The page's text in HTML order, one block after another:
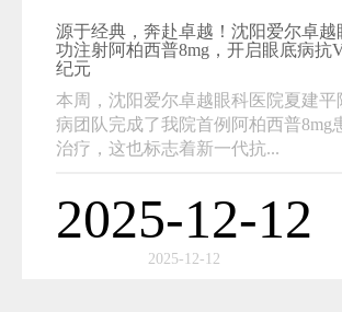
源于经典，奔赴卓越！沈阳爱尔卓越
功注射阿柏西普8mg，开启眼底病抗
纪元
本周，沈阳爱尔卓越眼科医院夏建平
病团队完成了我院首例阿柏西普8mg
治疗，这也标志着新一代抗...
2025-12-12
2025-12-12